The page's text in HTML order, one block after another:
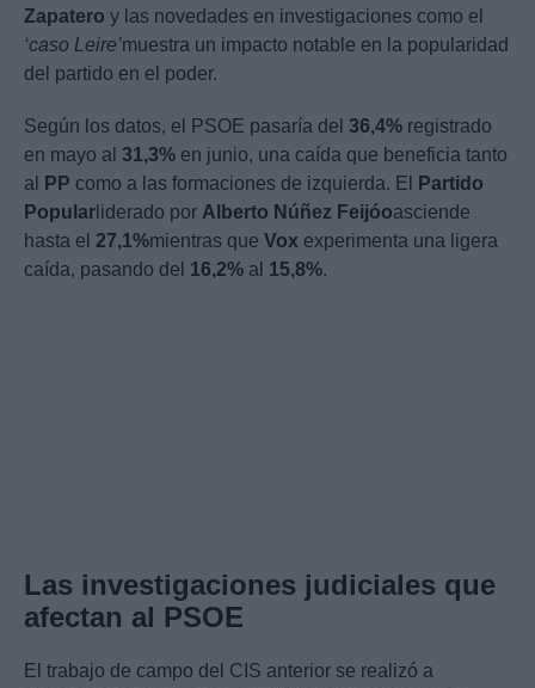
Zapatero y las novedades en investigaciones como el
‘caso Leire’muestra un impacto notable en la popularidad
del partido en el poder.
Según los datos, el PSOE pasaría del 36,4% registrado
en mayo al 31,3% en junio, una caída que beneficia tanto
al
PP como a las formaciones de izquierda. El
Partido
Popular liderado por Alberto Núñez Feijóoasciende
hasta el 27,1%mientras que Vox experimenta una ligera
caída, pasando del 16,2% al 15,8%.
Las investigaciones judiciales que
afectan al PSOE
El trabajo de campo del CIS anterior se realizó a